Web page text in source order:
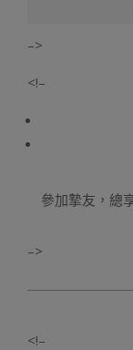
–>
<!–
參加摯友，總
–>
<!–